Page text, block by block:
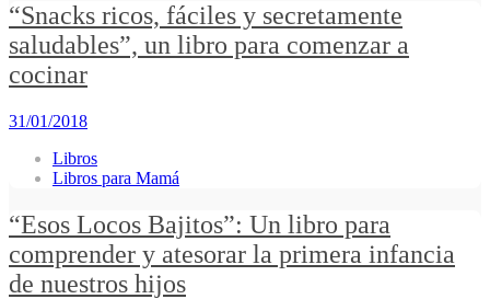
“Snacks ricos, fáciles y secretamente
saludables”, un libro para comenzar a
cocinar
31/01/2018
Libros
Libros para Mamá
“Esos Locos Bajitos”: Un libro para
comprender y atesorar la primera infancia
de nuestros hijos